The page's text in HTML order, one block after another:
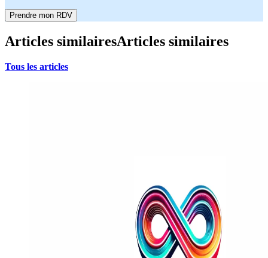
Prendre mon RDV
Articles similairesArticles similaires
Tous les articles